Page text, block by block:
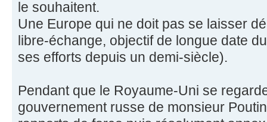
le souhaitent.
Une Europe qui ne doit pas se laisser
libre-échange, objectif de longue date
ses efforts depuis un demi-siècle).
Pendant que le Royaume-Uni se
gouvernement russe de monsieur